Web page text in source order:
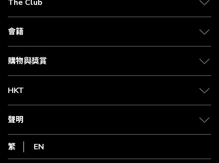
The Club
關於 The Club
合作夥伴
媒體中心
會籍
會籍及專屬禮遇
賺取積分
購物與獎賞
物流與配送
Club Shopping 商品領取站
常見問題
HKT
csl.
1010
HKT
聲明
私隱聲明
使用條款
條款及細則
繁 EN